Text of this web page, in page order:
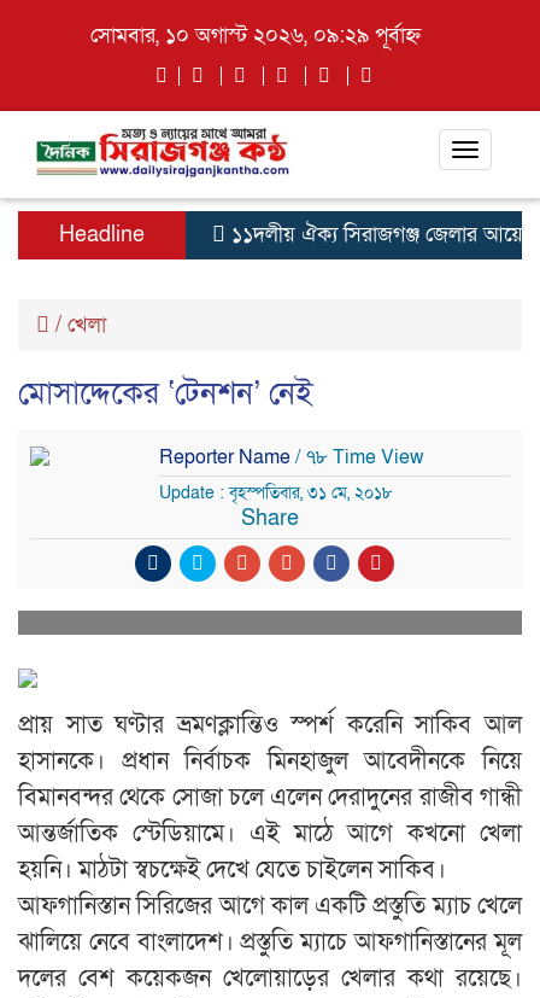
সোমবার, ১০ অগাস্ট ২০২৬, ০৯:২৯ পূর্বাহ্ন
Toggle
Headline
১১দলীয় ঐক্য সিরাজগঞ্জ জেলার আয়োজনে
/ খেলা
মোসাদ্দেকের ‘টেনশন’ নেই
Reporter Name/ ৭৮ Time View
Update : বৃহস্পতিবার, ৩১ মে, ২০১৮
Share
প্রায় সাত ঘণ্টার ভ্রমণক্লান্তিও স্পর্শ করেনি সাকিব আল
হাসানকে। প্রধান নির্বাচক মিনহাজুল আবেদীনকে নিয়ে
বিমানবন্দর থেকে সোজা চলে এলেন দেরাদুনের রাজীব গান্ধী
আন্তর্জাতিক স্টেডিয়ামে। এই মাঠে আগে কখনো খেলা
হয়নি। মাঠটা স্বচক্ষেই দেখে যেতে চাইলেন সাকিব।
আফগানিস্তান সিরিজের আগে কাল একটি প্রস্তুতি ম্যাচ খেলে
ঝালিয়ে নেবে বাংলাদেশ। প্রস্তুতি ম্যাচে আফগানিস্তানের মূল
দলের বেশ কয়েকজন খেলোয়াড়ের খেলার কথা রয়েছে।